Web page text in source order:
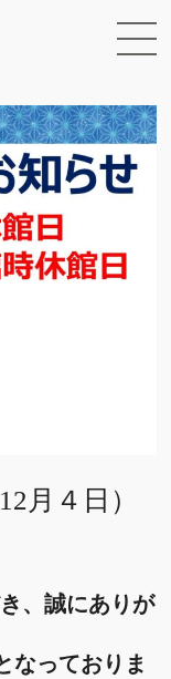
月４日）
、誠にありが
なっておりま